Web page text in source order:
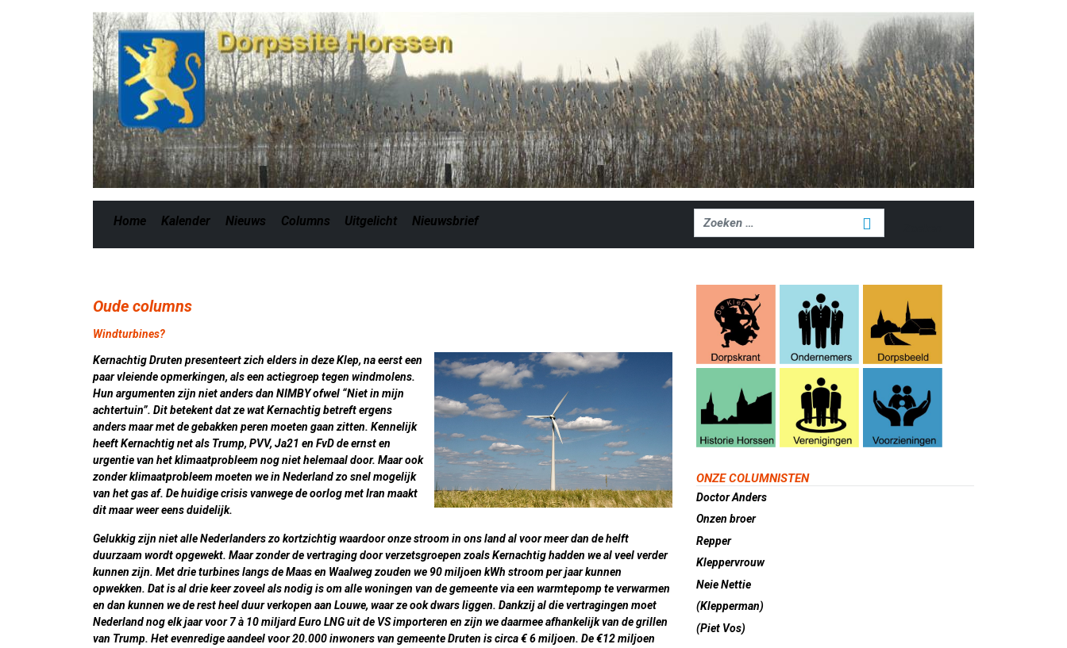
Home Kalender Nieuws Columns Uitgelicht Nieuwsbrief
Zoeken
Oude columns
Windturbines?
Kernachtig Druten presenteert zich elders in deze Klep, na eerst een
paar vleiende opmerkingen, als een actiegroep tegen windmolens.
Hun argumenten zijn niet anders dan NIMBY ofwel “Niet in mijn
achtertuin”. Dit betekent dat ze wat Kernachtig betreft ergens
anders maar met de gebakken peren moeten gaan zitten. Kennelijk
heeft Kernachtig net als Trump, PVV, Ja21 en FvD de ernst en
urgentie van het klimaatprobleem nog niet helemaal door. Maar ook
zonder klimaatprobleem moeten we in Nederland zo snel mogelijk
van het gas af. De huidige crisis vanwege de oorlog met Iran maakt
dit maar weer eens duidelijk.
Gelukkig zijn niet alle Nederlanders zo kortzichtig waardoor onze stroom in ons land al voor meer dan de helft
duurzaam wordt opgewekt. Maar zonder de vertraging door verzetsgroepen zoals Kernachtig hadden we al veel verder
kunnen zijn. Met drie turbines langs de Maas en Waalweg zouden we 90 miljoen kWh stroom per jaar kunnen
opwekken. Dat is al drie keer zoveel als nodig is om alle woningen van de gemeente via een warmtepomp te verwarmen
en dan kunnen we de rest heel duur verkopen aan Louwe, waar ze ook dwars liggen. Dankzij al die vertragingen moet
Nederland nog elk jaar voor 7 à 10 miljard Euro LNG uit de VS importeren en zijn we daarmee afhankelijk van de grillen
van Trump. Het evenredige aandeel voor 20.000 inwoners van gemeente Druten is circa € 6 miljoen. De €12 miljoen
ONZE COLUMNISTEN
Doctor Anders
Onzen broer
Repper
Kleppervrouw
Neie Nettie
(Klepperman)
(Piet Vos)